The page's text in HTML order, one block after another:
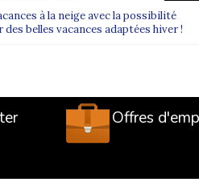
à la neige avec la possibilité
belles vacances adaptées hiver !
Offres